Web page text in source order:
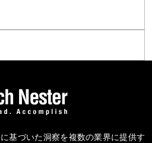
基づいた洞察を複数の業界に提供す